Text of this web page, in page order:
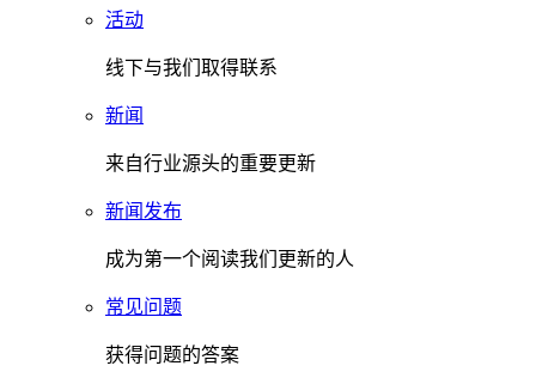
活动
线下与我们取得联系
新闻
来自行业源头的重要更新
新闻发布
成为第一个阅读我们更新的人
常见问题
获得问题的答案